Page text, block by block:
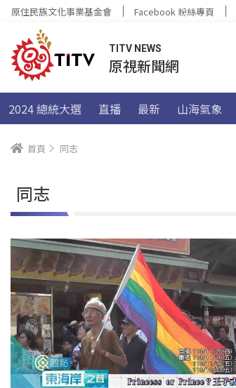
原住民族文化事業基金會 Facebook 粉絲專頁
TITV NEWS
原視新聞網
2024 總統大選 直播 最新 山海氣象
首頁 同志
同志